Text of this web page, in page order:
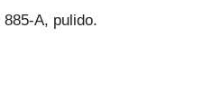
A, pulido.